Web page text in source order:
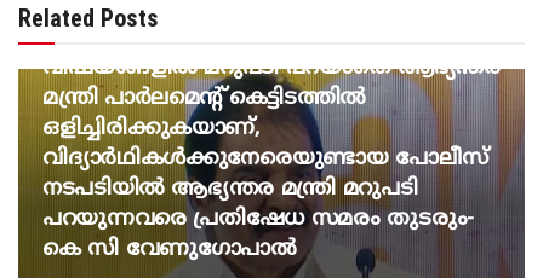
Related Posts
വിദ്യാർത്ഥി സമരവുമായി ബന്ധപ്പെട്ട
വിഷയങ്ങളിൽ മറുപടി പറയാതെ ആഭ്യന്തര
മന്ത്രി പാർലമെന്റ് കെട്ടിടത്തിൽ
ഒളിച്ചിരിക്കുകയാണ്,
വിദ്യാർഥികൾക്കുനേരെയുണ്ടായ പോലീസ്
നടപടിയിൽ ആഭ്യന്തര മന്ത്രി മറുപടി
പറയുന്നവരെ പ്രതിഷേധ സമരം തുടരും-
കെ സി വേണു​ഗോപാൽ